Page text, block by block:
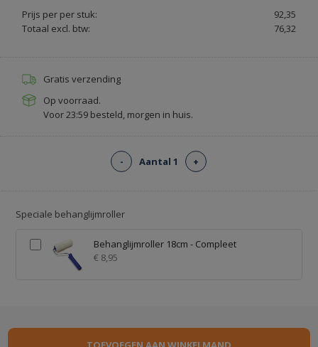
-
RAILSOPMAAT.NL
Prijs per per stuk:
92,35
Totaal excl. btw:
76,32
Gratis verzending
Op voorraad.
Voor 23:59 besteld, morgen in huis.
- Aantal 1 +
Speciale behanglijmroller
Behanglijmroller 18cm - Compleet
€ 8,95